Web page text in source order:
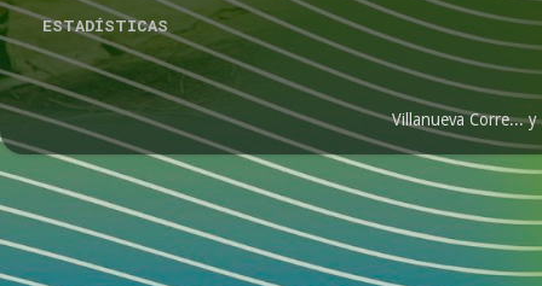
ESTADÍSTICAS
Villanueva Corre...